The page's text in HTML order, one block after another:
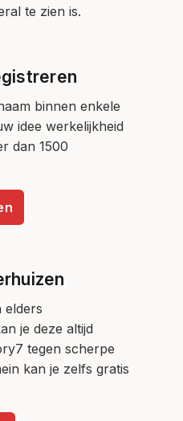
te zien is.
binnen enkele
idee werkelijkheid
dan 1500
elders
je deze altijd
tegen scherpe
kan je zelfs gratis